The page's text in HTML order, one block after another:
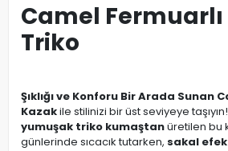
Camel
Triko
Şıklığı ve Konforu Bir Arada Sunan
Kazakile stilinizi bir üst seviyeye taşıyın!
yumuşak triko kumaştanüretilen bu
günlerinde sıcacık tutarken, sakal